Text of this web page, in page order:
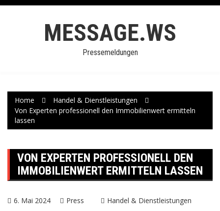
Skip
MESSAGE.WS
Pressemeldungen
Home
Handel & Dienstleistungen
Von Experten professionell den Immobilienwert ermitteln
lassen
VON EXPERTEN PROFESSIONELL DEN
IMMOBILIENWERT ERMITTELN LASSEN
6. Mai 2024 Press Handel & Dienstleistungen